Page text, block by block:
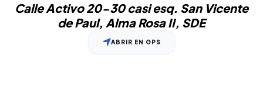
Calle Activo 20-30 casi esq. San Vicente
de Paul, Alma Rosa II, SDE
ABRIR EN GPS